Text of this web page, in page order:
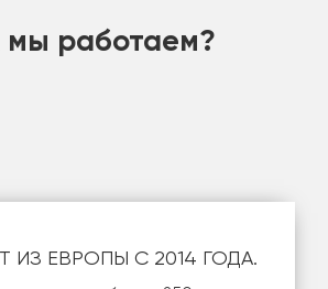
мы работаем?
ИЗ ЕВРОПЫ С 2014 ГОДА.